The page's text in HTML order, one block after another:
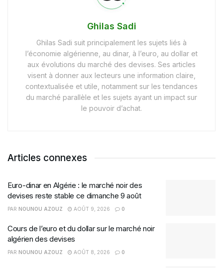
Ghilas Sadi
Ghilas Sadi suit principalement les sujets liés à
l’économie algérienne, au dinar, à l’euro, au dollar et
aux évolutions du marché des devises. Ses articles
visent à donner aux lecteurs une information claire,
contextualisée et utile, notamment sur les tendances
du marché parallèle et les sujets ayant un impact sur
le pouvoir d’achat.
Articles connexes
Euro-dinar en Algérie : le marché noir des
devises reste stable ce dimanche 9 août
PAR NOUNOU AZOUZ AOÛT 9, 2026 0
Cours de l’euro et du dollar sur le marché noir
algérien des devises
PAR NOUNOU AZOUZ AOÛT 8, 2026 0